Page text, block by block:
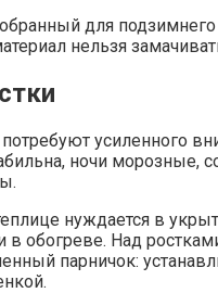
для
нельзя
усиленного
ночи морозные,
нуждается в
в обогреве. Над
парничок: